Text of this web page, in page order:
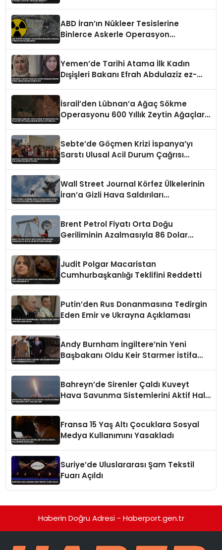
ABD İran’ın Nükleer Tesislerine
Binlerce Askerle Operasyon
Yemen’de Tarihi Atama İlk Kadın
Dışişleri Bakanı Efrah Abdulaziz ez-
İsrail’den Lübnan’a Ağaç Sökme
Operasyonu 600 Yıllık Zeytin Ağaçları
Sebte’de Göçmen Krizi İspanya’yı
Sarstı Ulusal Acil Durum Çağrısı
Wall Street Journal Körfez Ülkelerinin
İran’a Gizli Hava Saldırıları
Brent Petrol Fiyatı Orta Doğu
Geriliminin Azalmasıyla 86 Dolar
Judit Polgar Macaristan
Cumhurbaşkanlığı Teklifini Reddetti
Putin’den Rus Donanmasına Tedirgin
Eden Emir ve Ukrayna Açıklaması
Andy Burnham İngiltere’nin Yeni
Başbakanı Oldu Keir Starmer İstifa
Bahreyn’de Sirenler Çaldı Kuveyt
Hava Savunma Sistemlerini Aktif Hale
Fransa 15 Yaş Altı Çocuklara Sosyal
Medya Kullanımını Yasakladı
Suriye’de Uluslararası Şam Tekstil
Fuarı Açıldı
Haberin Doğru Adresi - Haberport.gen.tr